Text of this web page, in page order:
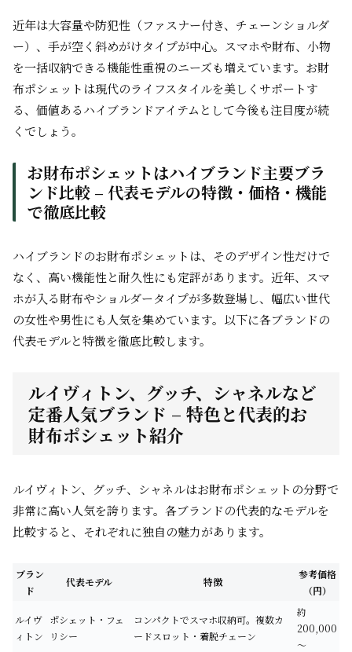
近年は大容量や防犯性（ファスナー付き、チェーンショルダ
ー）、手が空く斜めがけタイプが中心。スマホや財布、小物
を一括収納できる機能性重視のニーズも増えています。お財
布ポシェットは現代のライフスタイルを美しくサポートす
る、価値あるハイブランドアイテムとして今後も注目度が続
くでしょう。
お財布ポシェットはハイブランド主要ブラ
ンド比較 – 代表モデルの特徴・価格・機能
で徹底比較
ハイブランドのお財布ポシェットは、そのデザイン性だけで
なく、高い機能性と耐久性にも定評があります。近年、スマ
ホが入る財布やショルダータイプが多数登場し、幅広い世代
の女性や男性にも人気を集めています。以下に各ブランドの
代表モデルと特徴を徹底比較します。
ルイヴィトン、グッチ、シャネルなど
定番人気ブランド – 特色と代表的お
財布ポシェット紹介
ルイヴィトン、グッチ、シャネルはお財布ポシェットの分野で
非常に高い人気を誇ります。各ブランドの代表的なモデルを
比較すると、それぞれに独自の魅力があります。
ブラン
ド
代表モデル 特徴
参考価格
（円）
ルイヴ
ィトン
ポシェット・フェ
リシー
コンパクトでスマホ収納可。複数カ
ードスロット・着脱チェーン
約
200,000
～